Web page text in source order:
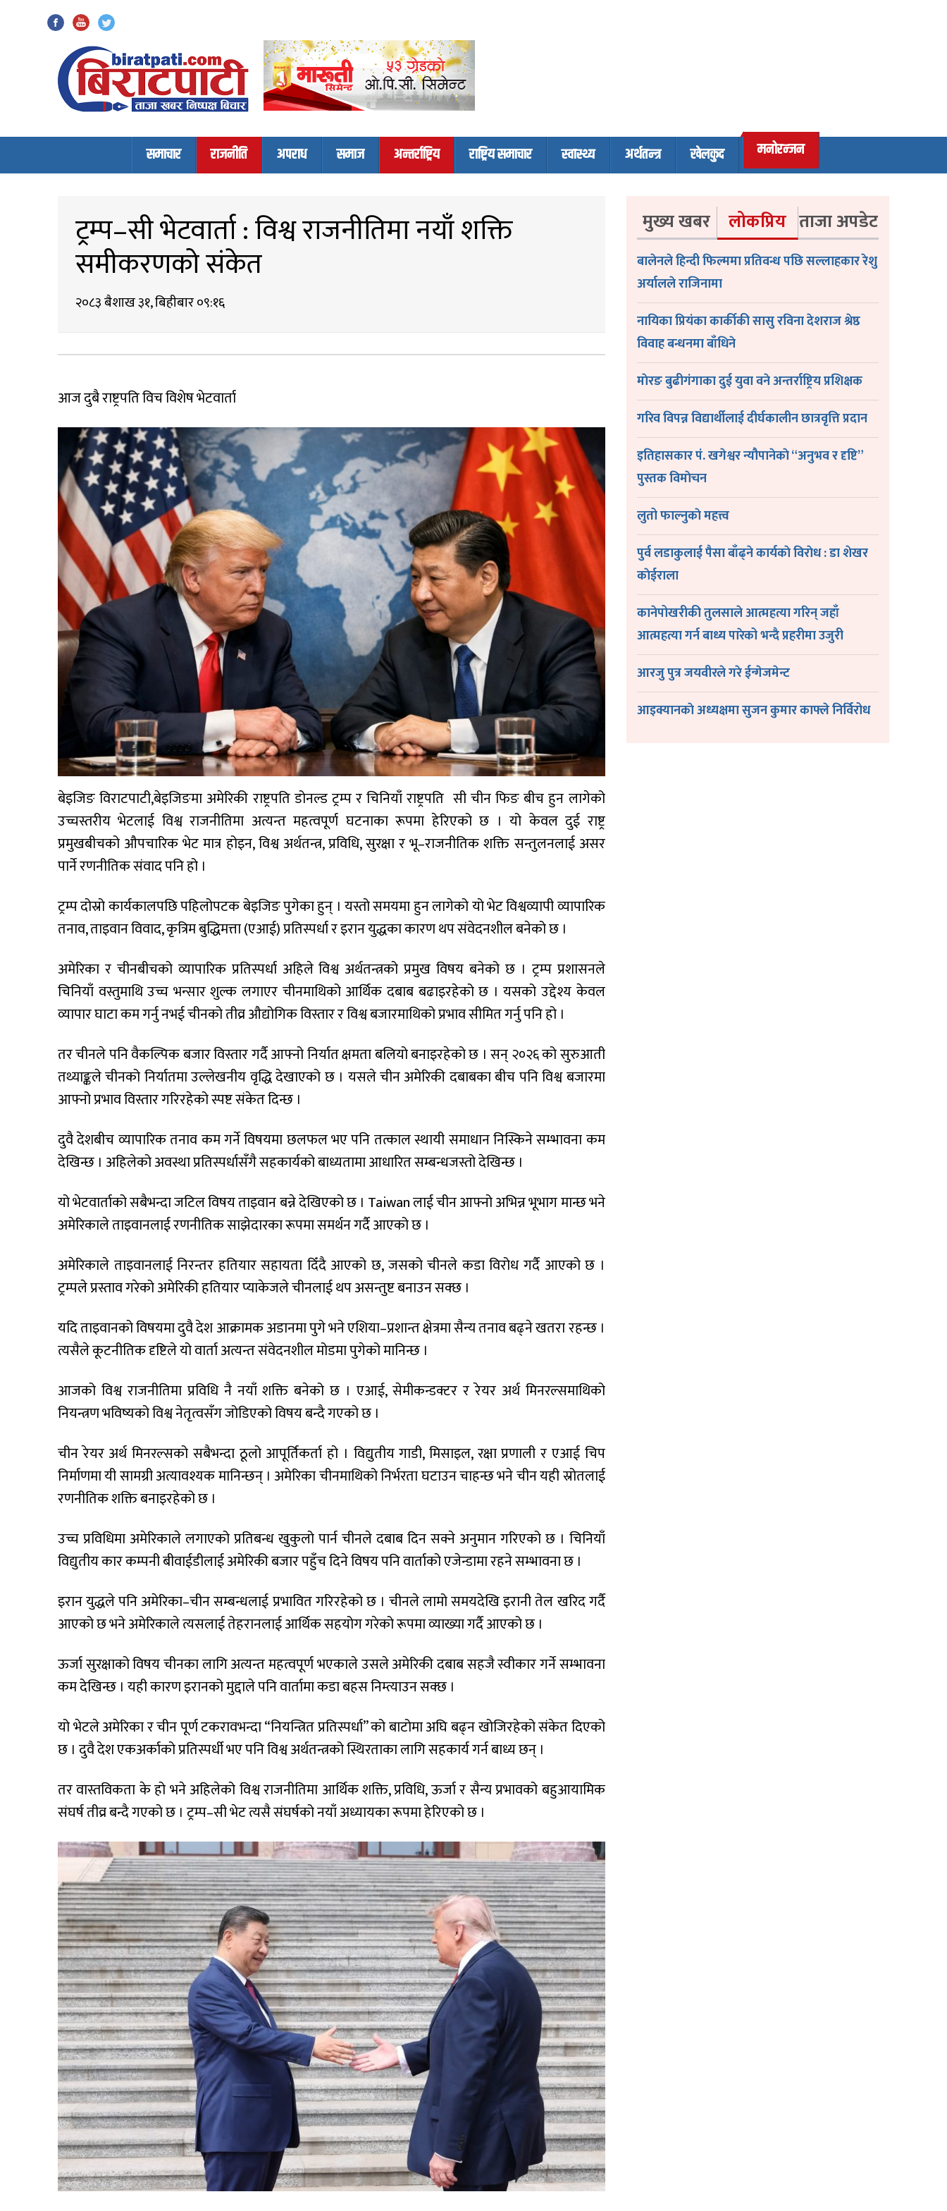
समाचार
राजनीति अपराध समाज अन्तर्राष्ट्रिय राष्ट्रिय समाचार स्वास्थ्य अर्थतन्त्र खेलकुद मनोरन्जन
ट्रम्प–सी भेटवार्ता : विश्व राजनीतिमा नयाँ शक्ति
समीकरणको संकेत
२०८३ बैशाख ३१, बिहीबार ०९:१६
आज दुबै राष्ट्रपति विच विशेष भेटवार्ता
बेइजिङ विराटपाटी,बेइजिङमा अमेरिकी राष्ट्रपति डोनल्ड ट्रम्प र चिनियाँ राष्ट्रपति सी चीन फिङ बीच हुन लागेको
उच्चस्तरीय भेटलाई विश्व राजनीतिमा अत्यन्त महत्वपूर्ण घटनाका रूपमा हेरिएको छ । यो केवल दुई राष्ट्र
प्रमुखबीचको औपचारिक भेट मात्र होइन, विश्व अर्थतन्त्र, प्रविधि, सुरक्षा र भू–राजनीतिक शक्ति सन्तुलनलाई असर
पार्ने रणनीतिक संवाद पनि हो ।
ट्रम्प दोस्रो कार्यकालपछि पहिलोपटक बेइजिङ पुगेका हुन् । यस्तो समयमा हुन लागेको यो भेट विश्वव्यापी व्यापारिक
तनाव, ताइवान विवाद, कृत्रिम बुद्धिमत्ता (एआई) प्रतिस्पर्धा र इरान युद्धका कारण थप संवेदनशील बनेको छ ।
अमेरिका र चीनबीचको व्यापारिक प्रतिस्पर्धा अहिले विश्व अर्थतन्त्रको प्रमुख विषय बनेको छ । ट्रम्प प्रशासनले
चिनियाँ वस्तुमाथि उच्च भन्सार शुल्क लगाएर चीनमाथिको आर्थिक दबाब बढाइरहेको छ । यसको उद्देश्य केवल
व्यापार घाटा कम गर्नु नभई चीनको तीव्र औद्योगिक विस्तार र विश्व बजारमाथिको प्रभाव सीमित गर्नु पनि हो ।
तर चीनले पनि वैकल्पिक बजार विस्तार गर्दै आफ्नो निर्यात क्षमता बलियो बनाइरहेको छ । सन् २०२६ को सुरुआती
तथ्याङ्कले चीनको निर्यातमा उल्लेखनीय वृद्धि देखाएको छ । यसले चीन अमेरिकी दबाबका बीच पनि विश्व बजारमा
आफ्नो प्रभाव विस्तार गरिरहेको स्पष्ट संकेत दिन्छ ।
दुवै देशबीच व्यापारिक तनाव कम गर्ने विषयमा छलफल भए पनि तत्काल स्थायी समाधान निस्किने सम्भावना कम
देखिन्छ । अहिलेको अवस्था प्रतिस्पर्धासँगै सहकार्यको बाध्यतामा आधारित सम्बन्धजस्तो देखिन्छ ।
यो भेटवार्ताको सबैभन्दा जटिल विषय ताइवान बन्ने देखिएको छ । Taiwan लाई चीन आफ्नो अभिन्न भूभाग मान्छ भने
अमेरिकाले ताइवानलाई रणनीतिक साझेदारका रूपमा समर्थन गर्दै आएको छ ।
अमेरिकाले ताइवानलाई निरन्तर हतियार सहायता दिँदै आएको छ, जसको चीनले कडा विरोध गर्दै आएको छ ।
ट्रम्पले प्रस्ताव गरेको अमेरिकी हतियार प्याकेजले चीनलाई थप असन्तुष्ट बनाउन सक्छ ।
यदि ताइवानको विषयमा दुवै देश आक्रामक अडानमा पुगे भने एशिया–प्रशान्त क्षेत्रमा सैन्य तनाव बढ्ने खतरा रहन्छ ।
त्यसैले कूटनीतिक दृष्टिले यो वार्ता अत्यन्त संवेदनशील मोडमा पुगेको मानिन्छ ।
आजको विश्व राजनीतिमा प्रविधि नै नयाँ शक्ति बनेको छ । एआई, सेमीकन्डक्टर र रेयर अर्थ मिनरल्समाथिको
नियन्त्रण भविष्यको विश्व नेतृत्वसँग जोडिएको विषय बन्दै गएको छ ।
चीन रेयर अर्थ मिनरल्सको सबैभन्दा ठूलो आपूर्तिकर्ता हो । विद्युतीय गाडी, मिसाइल, रक्षा प्रणाली र एआई चिप
निर्माणमा यी सामग्री अत्यावश्यक मानिन्छन् । अमेरिका चीनमाथिको निर्भरता घटाउन चाहन्छ भने चीन यही स्रोतलाई
रणनीतिक शक्ति बनाइरहेको छ ।
उच्च प्रविधिमा अमेरिकाले लगाएको प्रतिबन्ध खुकुलो पार्न चीनले दबाब दिन सक्ने अनुमान गरिएको छ । चिनियाँ
विद्युतीय कार कम्पनी बीवाईडीलाई अमेरिकी बजार पहुँच दिने विषय पनि वार्ताको एजेन्डामा रहने सम्भावना छ ।
इरान युद्धले पनि अमेरिका–चीन सम्बन्धलाई प्रभावित गरिरहेको छ । चीनले लामो समयदेखि इरानी तेल खरिद गर्दै
आएको छ भने अमेरिकाले त्यसलाई तेहरानलाई आर्थिक सहयोग गरेको रूपमा व्याख्या गर्दै आएको छ ।
ऊर्जा सुरक्षाको विषय चीनका लागि अत्यन्त महत्वपूर्ण भएकाले उसले अमेरिकी दबाब सहजै स्वीकार गर्ने सम्भावना
कम देखिन्छ । यही कारण इरानको मुद्दाले पनि वार्तामा कडा बहस निम्त्याउन सक्छ ।
यो भेटले अमेरिका र चीन पूर्ण टकरावभन्दा “नियन्त्रित प्रतिस्पर्धा” को बाटोमा अघि बढ्न खोजिरहेको संकेत दिएको
छ । दुवै देश एकअर्काको प्रतिस्पर्धी भए पनि विश्व अर्थतन्त्रको स्थिरताका लागि सहकार्य गर्न बाध्य छन् ।
तर वास्तविकता के हो भने अहिलेको विश्व राजनीतिमा आर्थिक शक्ति, प्रविधि, ऊर्जा र सैन्य प्रभावको बहुआयामिक
संघर्ष तीव्र बन्दै गएको छ । ट्रम्प–सी भेट त्यसै संघर्षको नयाँ अध्यायका रूपमा हेरिएको छ ।
मुख्य खबर लोकप्रिय ताजा अपडेट
बालेनले हिन्दी फिल्ममा प्रतिवन्ध पछि सल्लाहकार रेशु
अर्यालले राजिनामा
नायिका प्रियंका कार्कीकी सासु रविना देशराज श्रेष्ठ
विवाह बन्धनमा बाँधिने
माेरङ बुढीगंगाका दुई युवा वने अन्तर्राष्ट्रिय प्रशिक्षक
गरिव विपन्न विद्यार्थीलाई दीर्घकालीन छात्रवृत्ति प्रदान
इतिहासकार पं. खगेश्वर न्यौपानेकाे “अनुभव र दृष्टि”
पुस्तक विमाेचन
लुतो फाल्नुकाे महत्त्व
पुर्व लडाकुलाई पैसा बाँढ्ने कार्यकाे विराेध : डा शेखर
काेईराला
कानेपोखरीकी तुलसाले आत्महत्या गरिन् जहाँ
आत्महत्या गर्न बाध्य पारेको भन्दै प्रहरीमा उजुरी
आरजु पुत्र जयवीरले गरे ईन्गेजमेन्ट
आइक्यानकाे अध्यक्षमा सुजन कुमार काफ्ले निर्विरोध